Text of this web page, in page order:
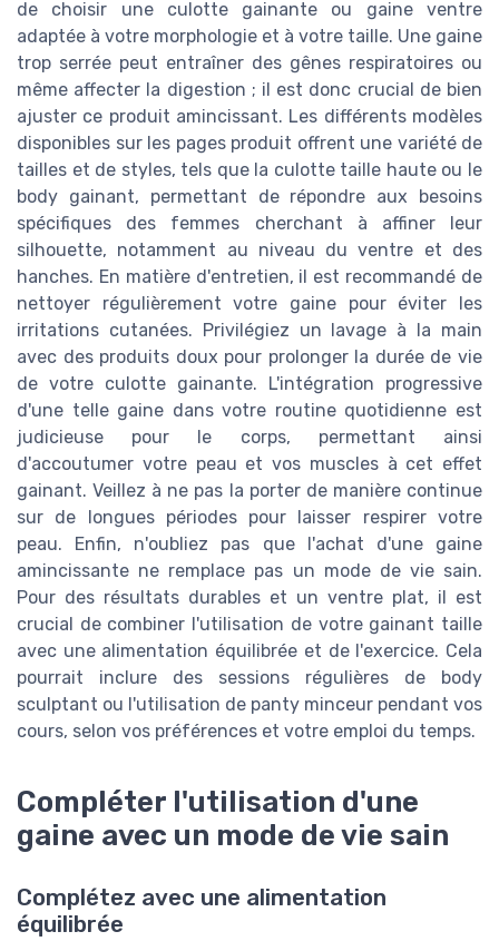
de choisir une culotte gainante ou gaine ventre
adaptée à votre morphologie et à votre taille. Une gaine
trop serrée peut entraîner des gênes respiratoires ou
même affecter la digestion ; il est donc crucial de bien
ajuster ce produit amincissant. Les différents modèles
disponibles sur les pages produit offrent une variété de
tailles et de styles, tels que la culotte taille haute ou le
body gainant, permettant de répondre aux besoins
spécifiques des femmes cherchant à affiner leur
silhouette, notamment au niveau du ventre et des
hanches. En matière d'entretien, il est recommandé de
nettoyer régulièrement votre gaine pour éviter les
irritations cutanées. Privilégiez un lavage à la main
avec des produits doux pour prolonger la durée de vie
de votre culotte gainante. L'intégration progressive
d'une telle gaine dans votre routine quotidienne est
judicieuse pour le corps, permettant ainsi
d'accoutumer votre peau et vos muscles à cet effet
gainant. Veillez à ne pas la porter de manière continue
sur de longues périodes pour laisser respirer votre
peau. Enfin, n'oubliez pas que l'achat d'une gaine
amincissante ne remplace pas un mode de vie sain.
Pour des résultats durables et un ventre plat, il est
crucial de combiner l'utilisation de votre gainant taille
avec une alimentation équilibrée et de l'exercice. Cela
pourrait inclure des sessions régulières de body
sculptant ou l'utilisation de panty minceur pendant vos
cours, selon vos préférences et votre emploi du temps.
Compléter l'utilisation d'une
gaine avec un mode de vie sain
Complétez avec une alimentation
équilibrée